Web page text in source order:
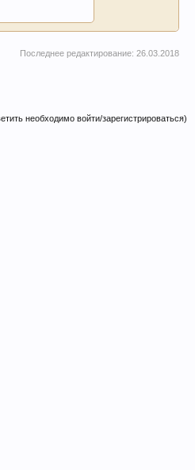
Последнее редактирование: 26.03.2018
необходимо войти/зарегистрироваться)